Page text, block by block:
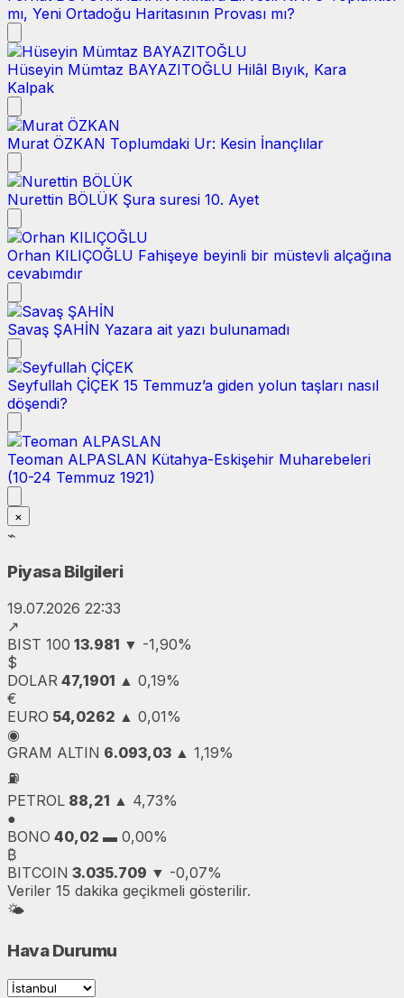
mı, Yeni Ortadoğu Haritasının Provası mı?
Hüseyin Mümtaz BAYAZITOĞLU Hilâl Bıyık, Kara
Kalpak
Murat ÖZKAN Toplumdaki Ur: Kesin İnançlılar
Nurettin BÖLÜK Şura suresi 10. Ayet
Orhan KILIÇOĞLU Fahişeye beyinli bir müstevli alçağına
cevabımdır
Savaş ŞAHİN Yazara ait yazı bulunamadı
Seyfullah ÇİÇEK 15 Temmuz’a giden yolun taşları nasıl
döşendi?
Teoman ALPASLAN Kütahya-Eskişehir Muharebeleri
(10-24 Temmuz 1921)
×
⌁
Piyasa Bilgileri
19.07.2026 22:33
↗
BIST 100 13.981 ▼ -1,90%
$
DOLAR 47,1901 ▲ 0,19%
€
EURO 54,0262 ▲ 0,01%
◉
GRAM ALTIN 6.093,03 ▲ 1,19%
⛽
PETROL 88,21 ▲ 4,73%
●
BONO 40,02 ▬ 0,00%
₿
BITCOIN 3.035.709 ▼ -0,07%
Veriler 15 dakika geçikmeli gösterilir.
🌤️
Hava Durumu